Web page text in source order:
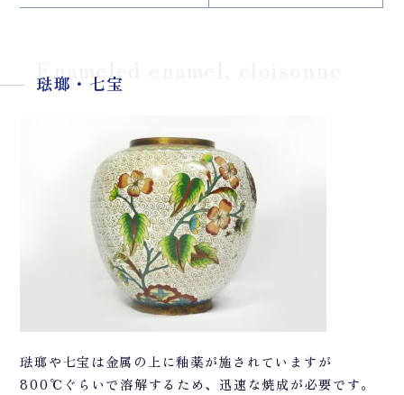
琺瑯・七宝
Enameled enamel, cloisonne
琺瑯や七宝は金属の上に釉薬が施されていますが
800℃ぐらいで溶解するため、迅速な焼成が必要です。